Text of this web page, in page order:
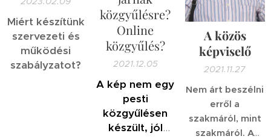
Miért készítünk
szervezeti és
működési
szabályzatot?
közgyűlésre?
Online
közgyűlés?
2021.12.05
A kép nem egy
pesti
közgyűlésen
készült, jól
A közös
képviselő
2021.11.27
Nem árt beszélni
erről a
szakmáról, mint
szakmáról. A